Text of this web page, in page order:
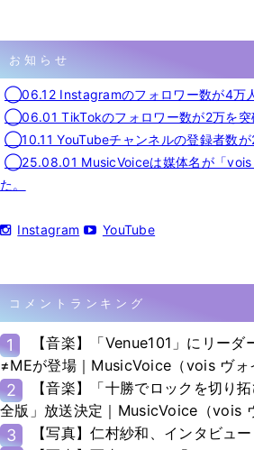
お知らせ
◯06.12 Instagramのフォロワー数が4万人
◯06.01 TikTokのフォロワー数が2万を突
◯10.11 YouTubeチャンネルの登録者数が
◯25.08.01 MusicVoiceは媒体名が「vois
た。
Instagram YouTube
コメントランキング
1
【音楽】「Venue101」にリーダ
≠MEが登場｜MusicVoice（vois ヴォ
2
【音楽】「十勝でロックを切り
全版」放送決定｜MusicVoice（vois
3 【写真】仁村紗和、インタビュー